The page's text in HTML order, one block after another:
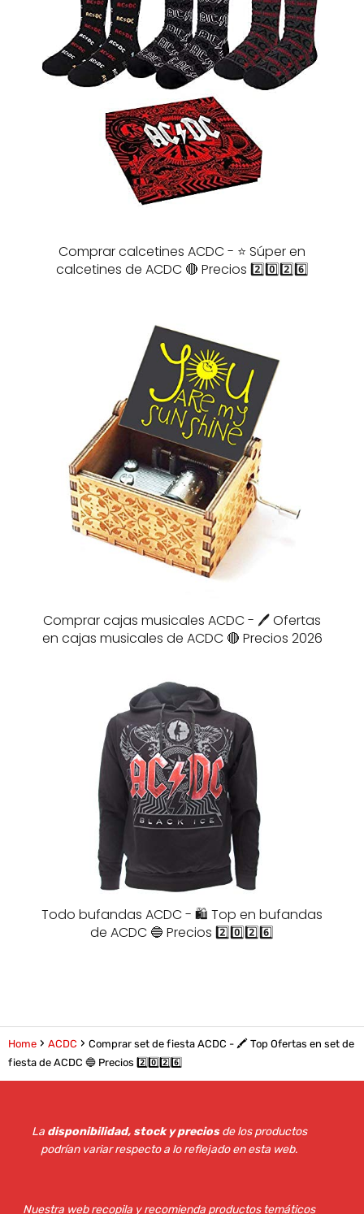
Comprar calcetines ACDC - ⭐️ Súper en
calcetines de ACDC 🔴 Precios 2️⃣0️⃣2️⃣6️⃣
Comprar cajas musicales ACDC - 🖊️ Ofertas
en cajas musicales de ACDC 🔴 Precios 2026
Todo bufandas ACDC - 🛍️ Top en bufandas
de ACDC 🔵 Precios 2️⃣0️⃣2️⃣6️⃣
Home ACDC
Comprar set de fiesta ACDC - 🖍️ Top Ofertas en set de
fiesta de ACDC 🔵 Precios 2️⃣0️⃣2️⃣6️⃣
La disponibilidad, stock y preciosde los productos
podrían variar respecto a lo reflejado en esta web.
Nuestra web recopila y recomienda productos temáticos